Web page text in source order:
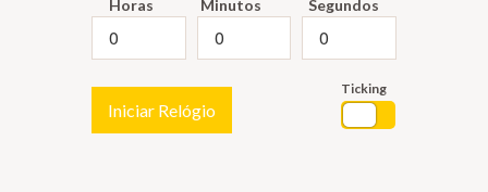
Horas Minutos Segundos
Iniciar Relógio
Ticking